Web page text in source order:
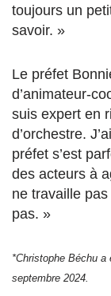
toujours un
savoir. »
Le préfet
d’animateur-
suis expert en
d’orchestre.
préfet s’est
des acteurs à
ne travaille
pas. »
*Christophe Béchu a
septembre 2024.